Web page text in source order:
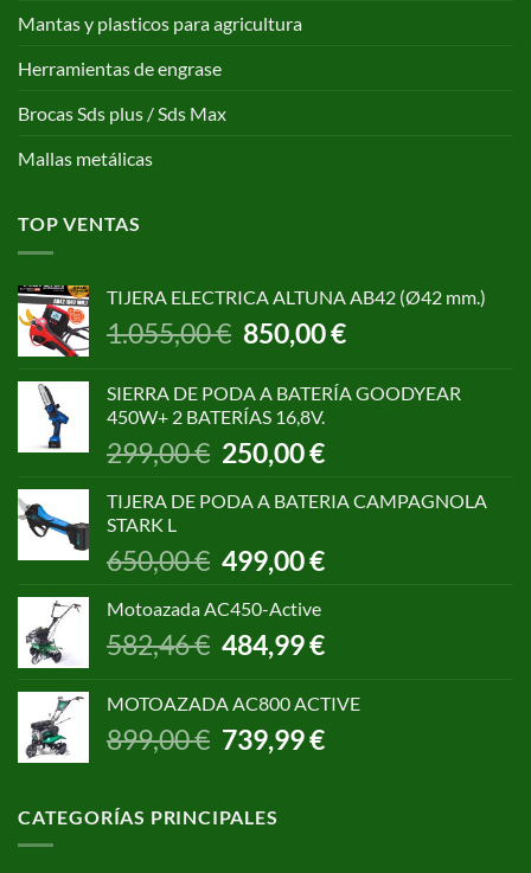
Mantas y plasticos para agricultura
Herramientas de engrase
Brocas Sds plus / Sds Max
Mallas metálicas
TOP VENTAS
TIJERA ELECTRICA ALTUNA AB42 (Ø42 mm.)
1.055,00€ El
precio
era:
1.055,00 €.
850,00€El
precio
es:
SIERRA DE PODA A BATERÍA GOODYEAR
450W+ 2 BATERÍAS 16,8V.
299,00€ El
precio
original
299,00 €.
250,00€El
precio
actual
250,00 €.
TIJERA DE PODA A BATERIA CAMPAGNOLA
STARK L
650,00€
El
precio
original
650,00 €.
499,00€El
precio
499,00 €.
Motoazada AC450-Active
582,46€
El
precio
era:
582,46 €.
484,99€El
precio
es:
484,99 €.
MOTOAZADA AC800 ACTIVE
899,00€ El
precio
era:
899,00 €.
739,99€El
precio
CATEGORÍAS PRINCIPALES